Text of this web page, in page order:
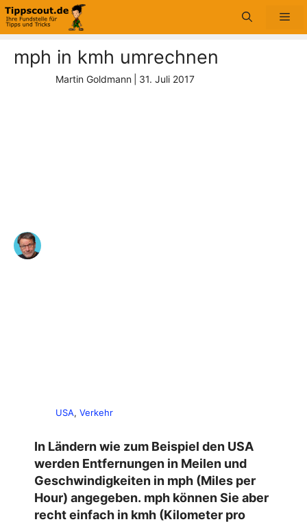
Zum
Inhalt
mph in kmh umrechnen
Martin Goldmann 31. Juli 2017
USA, Verkehr
In Ländern wie zum Beispiel den USA
werden Entfernungen in Meilen und
Geschwindigkeiten in mph (Miles per
Hour) angegeben. mph können Sie aber
recht einfach in kmh (Kilometer pro